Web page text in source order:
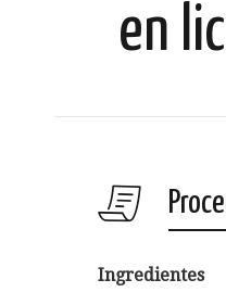
en
Ingredientes